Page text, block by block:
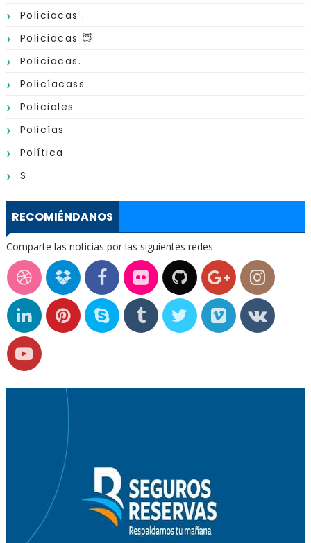
Policiacas .
Policiacas 😇
Policiacas.
Policíacass
Policiales
Policías
Política
S
RECOMIÉNDANOS
Comparte las noticias por las siguientes redes